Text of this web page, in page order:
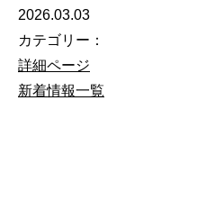
2026.03.03
カテゴリー：
詳細ページ
新着情報一覧